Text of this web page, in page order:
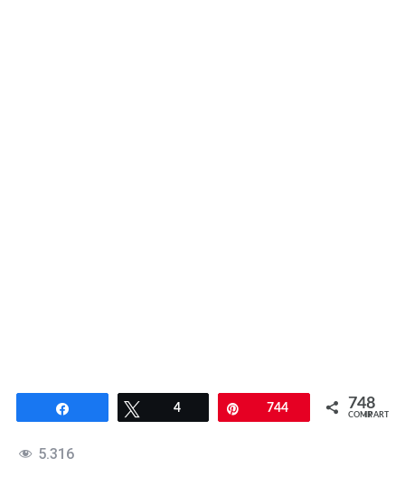
Compartir Twittear
4 Pin744 748
COMPARTIR
5.316